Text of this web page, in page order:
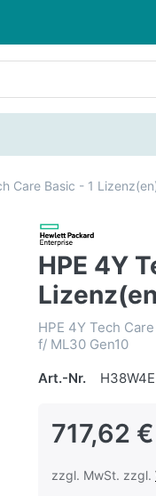
Care Basic - 1
HPE 4Y
HPE 4Y Tech
f/ ML30 Gen10
Art.-Nr.
H38W4E
717,62 €
zzgl. MwSt. zzgl.